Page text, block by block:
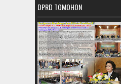
DPRD TOMOHON